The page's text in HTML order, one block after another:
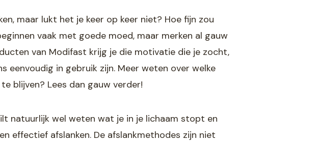
maar lukt het je keer op keer niet? Hoe fijn zou
vaak met goede moed, maar merken al gauw
van Modifast krijg je die motivatie die je zocht,
eenvoudig in gebruik zijn. Meer weten over welke
blijven? Lees dan gauw verder!
natuurlijk wel weten wat je in je lichaam stopt en
effectief afslanken. De afslankmethodes zijn niet